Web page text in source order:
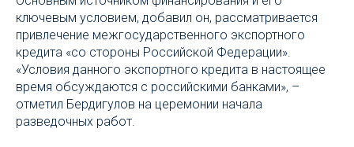
ключевым условием, добавил он, рассматривается
привлечение межгосударственного экспортного
кредита «со стороны Российской Федерации».
«Условия данного экспортного кредита в настоящее
время обсуждаются с российскими банками», –
отметил Бердигулов на церемонии начала
разведочных работ.